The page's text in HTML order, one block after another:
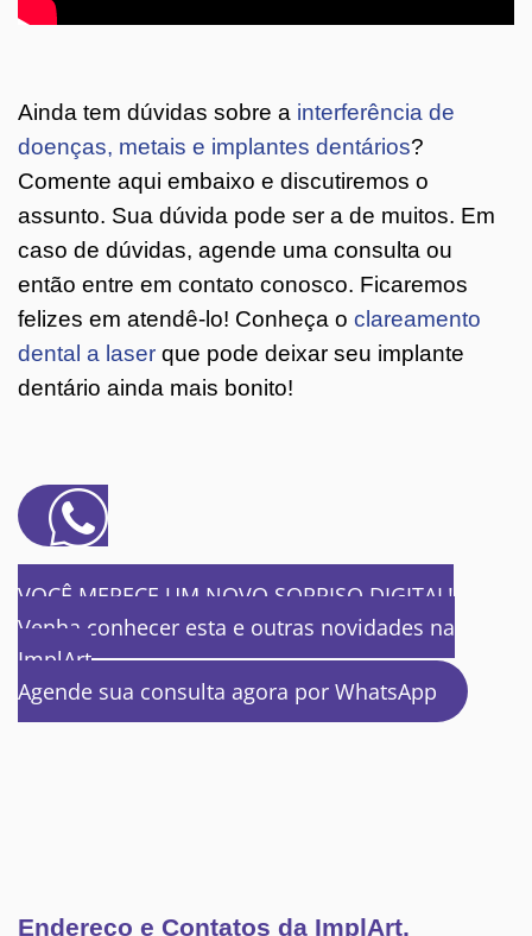
Ainda tem dúvidas sobre a interferência de
doenças, metais e implantes dentários?
Comente aqui embaixo e discutiremos o
assunto. Sua dúvida pode ser a de muitos. Em
caso de dúvidas, agende uma consulta ou
então entre em contato conosco. Ficaremos
felizes em atendê-lo! Conheça o clareamento
dental a laser que pode deixar seu implante
dentário ainda mais bonito!
VOCÊ MERECE UM NOVO SORRISO DIGITAL!
Venha conhecer esta e outras novidades na
ImplArt
Agende sua consulta agora por WhatsApp
Endereço e Contatos da ImplArt,